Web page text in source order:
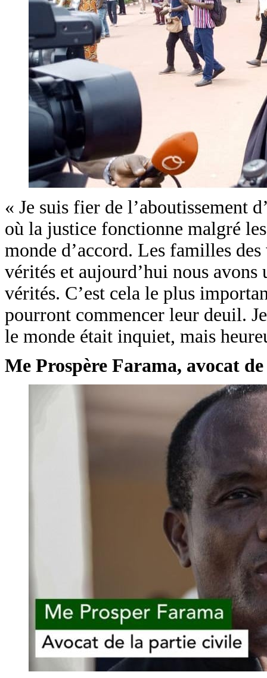
« Je suis fier de l’aboutissement
où la justice fonctionne malgré
monde d’accord. Les familles
vérités et aujourd’hui nous avons
vérités. C’est cela le plus
pourront commencer leur deuil.
le monde était inquiet, mais
Me Prospère Farama, avocat